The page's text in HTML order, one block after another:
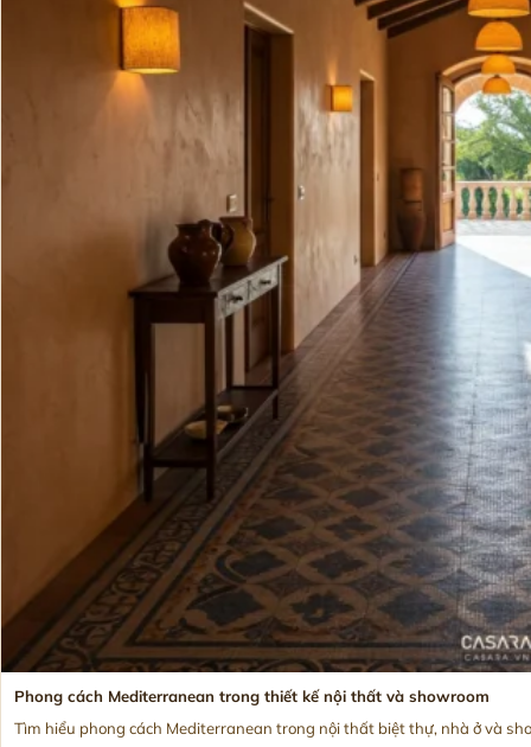
Phong cách Mediterranean trong thiết kế nội thất và showroom
Tìm hiểu phong cách Mediterranean trong nội thất biệt thự, nhà ở và